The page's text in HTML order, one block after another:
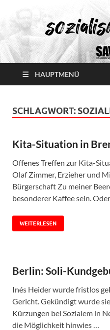
HAUPTMENÜ
SCHLAGWORT:
Kita-Situation in
Offenes Treffen zur Kita-
Olaf Zimmer, Erzieher und
Bürgerschaft Zu meiner
besonderer Kaffee sein.
WEITERLESEN
Berlin: Soli-
Inés Heider wurde fristlos
Gericht. Gekündigt wurde
Kürzungen bei Sozialem in
die Möglichkeit hinwies …